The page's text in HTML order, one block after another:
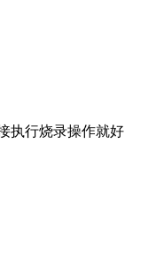
执行烧录操作就好